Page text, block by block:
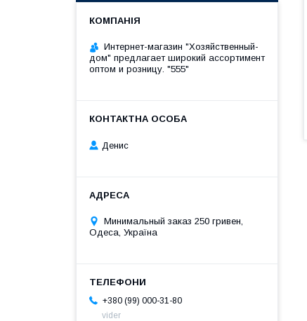
Интернет-магазин "Хозяйственный-
дом" предлагает широкий ассортимент
оптом и розницу. "555"
Денис
Минимальный заказ 250 гривен,
Одеса, Україна
+380 (99) 000-31-80
vider